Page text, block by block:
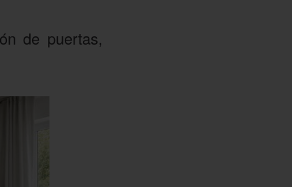
de puertas,